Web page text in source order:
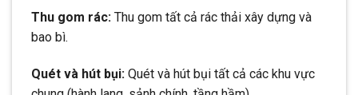
Thu gom rác: Thu gom tất cả rác thải xây dựng và
bao bì.
Quét và hút bụi: Quét và hút bụi tất cả các khu vực